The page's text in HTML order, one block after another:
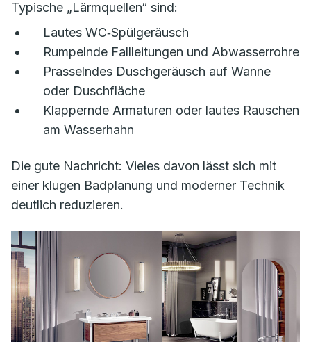
Typische „Lärmquellen“ sind:
Lautes WC‑Spülgeräusch
Rumpelnde Fallleitungen und Abwasserrohre
Prasselndes Duschgeräusch auf Wanne
oder Duschfläche
Klappernde Armaturen oder lautes Rauschen
am Wasserhahn
Die gute Nachricht: Vieles davon lässt sich mit
einer klugen Badplanung und moderner Technik
deutlich reduzieren.